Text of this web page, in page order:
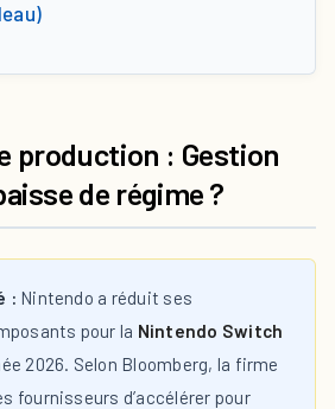
production : Gestion
de régime ?
: Nintendo a réduit ses
pour la Nintendo Switch
2026. Selon Bloomberg, la firme
fournisseurs d’accélérer pour